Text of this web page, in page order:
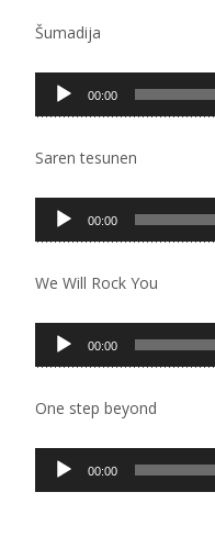
Šumadija
Pregledač
zvučnih
00:00
Saren tesunen
Pregledač
zvučnih
00:00
We Will Rock You
Pregledač
zvučnih
00:00
One step beyond
Pregledač
zvučnih
00:00